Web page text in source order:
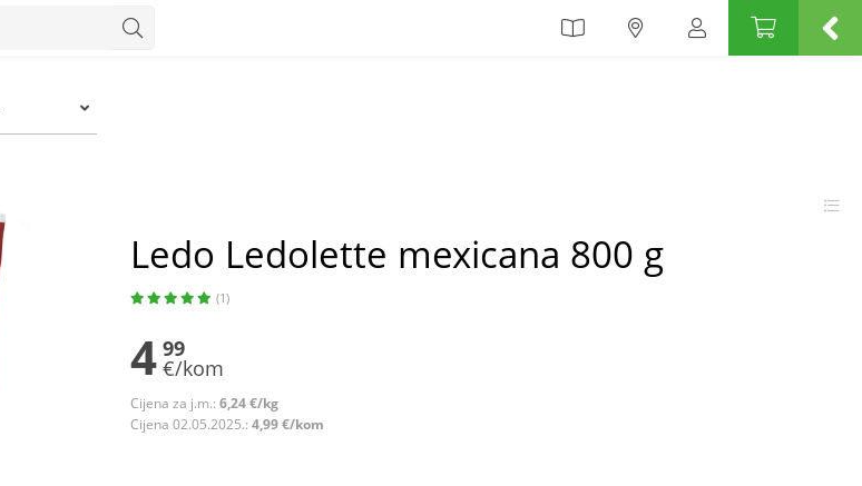
Ledo Ledolette mexicana 800 g
(1)
4 99
€/kom
Cijena za j.m.: 6,24 €/kg
Cijena 02.05.2025.: 4,99 €/kom